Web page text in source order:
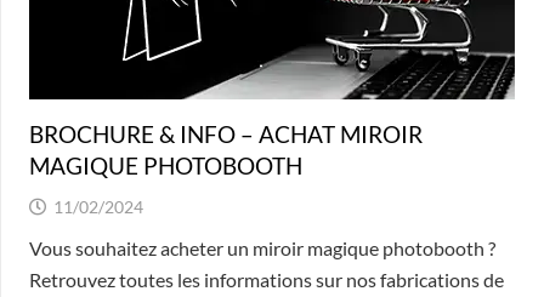
BROCHURE & INFO – ACHAT MIROIR
MAGIQUE PHOTOBOOTH
11/02/2024
Vous souhaitez acheter un miroir magique photobooth ?
Retrouvez toutes les informations sur nos fabrications de